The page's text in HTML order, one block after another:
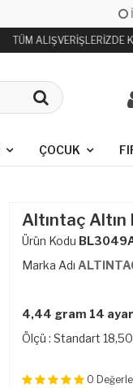
TÜM ALIŞVERİŞLERİZDE
ÇOCUK
Altıntaç
Ürün Kodu
Marka Adı
4,44 gram 14 ayar
Ölçü : Standart
0